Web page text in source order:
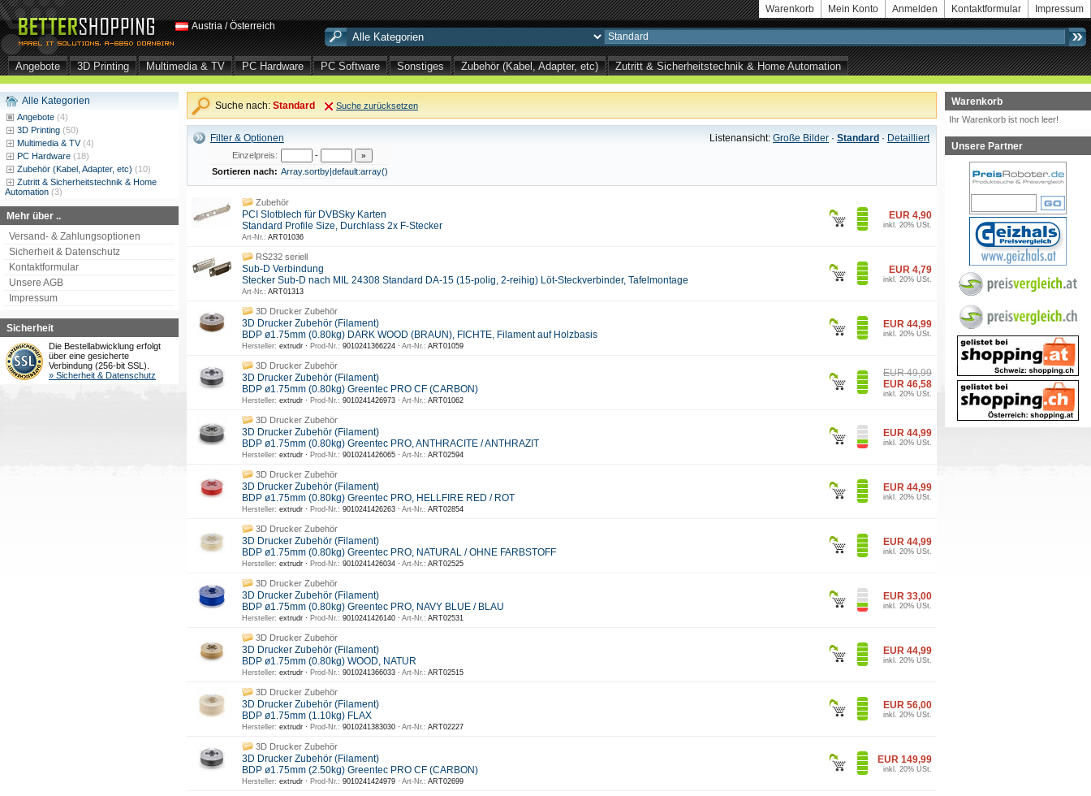
Austria / Österreich
Warenkorb Mein Konto Anmelden Kontaktformular Impressum
Angebote 3D Printing Multimedia & TV PC Hardware PC Software Sonstiges Zubehör (Kabel, Adapter, etc) Zutritt & Sicherheitstechnik & Home Automation
Alle Kategorien
Angebote (4)
3D Printing (50)
Multimedia & TV (4)
PC Hardware (18)
Zubehör (Kabel, Adapter, etc) (10)
Zutritt & Sicherheitstechnik & Home
Automation (3)
Mehr über ..
Versand- & Zahlungsoptionen
Sicherheit & Datenschutz
Kontaktformular
Unsere AGB
Impressum
Sicherheit
Die Bestellabwicklung erfolgt
über eine gesicherte
Verbindung (256-bit SSL).
» Sicherheit & Datenschutz
Suche nach: Standard Suche zurücksetzen
Listenansicht: Große Bilder · Standard · Detailliert
Filter & Optionen
Einzelpreis:
-
Sortieren nach: Array.sortby|default:array()
Zubehör
PCI Slotblech für DVBSky Karten
Standard Profile Size, Durchlass 2x F-Stecker
Art-Nr.: ART01036
EUR 4,90
inkl. 20% USt.
RS232 seriell
Sub-D Verbindung
Stecker Sub-D nach MIL 24308 Standard DA-15 (15-polig, 2-reihig) Löt-Steckverbinder, Tafelmontage
Art-Nr.: ART01313
EUR 4,79
inkl. 20% USt.
3D Drucker Zubehör
3D Drucker Zubehör (Filament)
BDP ø1.75mm (0.80kg) DARK WOOD (BRAUN), FICHTE, Filament auf Holzbasis
Hersteller: extrudr · Prod-Nr.: 9010241366224 · Art-Nr.: ART01059
EUR 44,99
inkl. 20% USt.
3D Drucker Zubehör
3D Drucker Zubehör (Filament)
BDP ø1.75mm (0.80kg) Greentec PRO CF (CARBON)
Hersteller: extrudr · Prod-Nr.: 9010241426973 · Art-Nr.: ART01062
EUR 49,99
EUR 46,58
inkl. 20% USt.
3D Drucker Zubehör
3D Drucker Zubehör (Filament)
BDP ø1.75mm (0.80kg) Greentec PRO, ANTHRACITE / ANTHRAZIT
Hersteller: extrudr · Prod-Nr.: 9010241426065 · Art-Nr.: ART02594
EUR 44,99
inkl. 20% USt.
3D Drucker Zubehör
3D Drucker Zubehör (Filament)
BDP ø1.75mm (0.80kg) Greentec PRO, HELLFIRE RED / ROT
Hersteller: extrudr · Prod-Nr.: 9010241426263 · Art-Nr.: ART02854
EUR 44,99
inkl. 20% USt.
3D Drucker Zubehör
3D Drucker Zubehör (Filament)
BDP ø1.75mm (0.80kg) Greentec PRO, NATURAL / OHNE FARBSTOFF
Hersteller: extrudr · Prod-Nr.: 9010241426034 · Art-Nr.: ART02525
EUR 44,99
inkl. 20% USt.
3D Drucker Zubehör
3D Drucker Zubehör (Filament)
BDP ø1.75mm (0.80kg) Greentec PRO, NAVY BLUE / BLAU
Hersteller: extrudr · Prod-Nr.: 9010241426140 · Art-Nr.: ART02531
EUR 33,00
inkl. 20% USt.
3D Drucker Zubehör
3D Drucker Zubehör (Filament)
BDP ø1.75mm (0.80kg) WOOD, NATUR
Hersteller: extrudr · Prod-Nr.: 9010241366033 · Art-Nr.: ART02515
EUR 44,99
inkl. 20% USt.
3D Drucker Zubehör
3D Drucker Zubehör (Filament)
BDP ø1.75mm (1.10kg) FLAX
Hersteller: extrudr · Prod-Nr.: 9010241383030 · Art-Nr.: ART02227
EUR 56,00
inkl. 20% USt.
3D Drucker Zubehör
3D Drucker Zubehör (Filament)
BDP ø1.75mm (2.50kg) Greentec PRO CF (CARBON)
Hersteller: extrudr · Prod-Nr.: 9010241424979 · Art-Nr.: ART02699
EUR 149,99
inkl. 20% USt.
Warenkorb
Ihr Warenkorb ist noch leer!
Unsere Partner